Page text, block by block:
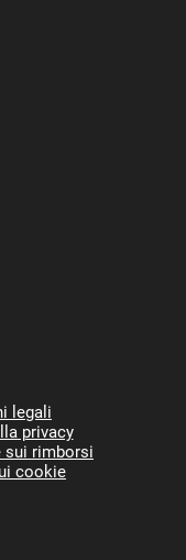
legali
privacy
sui rimborsi
cookie